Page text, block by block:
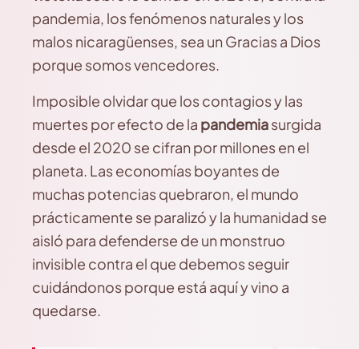
pandemia, los fenómenos naturales y los
malos nicaragüenses, sea un Gracias a Dios
porque somos vencedores.
Imposible olvidar que los contagios y las
muertes por efecto de la pandemiasurgida
desde el 2020 se cifran por millones en el
planeta. Las economías boyantes de
muchas potencias quebraron, el mundo
prácticamente se paralizó y la humanidad se
aisló para defenderse de un monstruo
invisible contra el que debemos seguir
cuidándonos porque está aquí y vino a
quedarse.